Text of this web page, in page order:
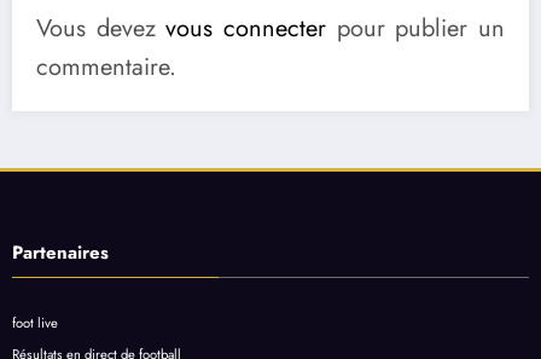
Vous devezvous connecter pour publier un
commentaire.
Partenaires
foot live
Résultats en direct de football